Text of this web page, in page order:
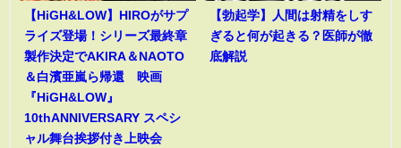
【HiGH&LOW】HIROがサプ
ライズ登場！シリーズ最終章
製作決定でAKIRA＆NAOTO
＆白濱亜嵐ら帰還 映画
『HiGH&LOW』
10thANNIVERSARY スペシ
ャル舞台挨拶付き上映会
【勃起学】人間は射精をしす
ぎると何が起きる？医師が徹
底解説